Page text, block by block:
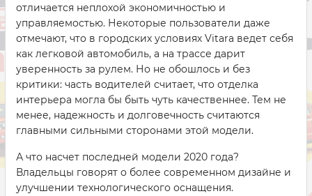
отличается неплохой экономичностью и
управляемостью. Некоторые пользователи даже
отмечают, что в городских условиях Vitara ведет себя
как легковой автомобиль, а на трассе дарит
уверенность за рулем. Но не обошлось и без
критики: часть водителей считает, что отделка
интерьера могла бы быть чуть качественнее. Тем не
менее, надежность и долговечность считаются
главными сильными сторонами этой модели.
А что насчет последней модели 2020 года?
Владельцы говорят о более современном дизайне и
улучшении технологического оснащения.